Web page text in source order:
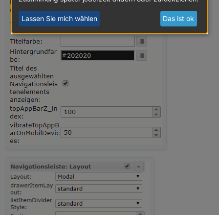
Lassen Sie mich wählen Das ist ok